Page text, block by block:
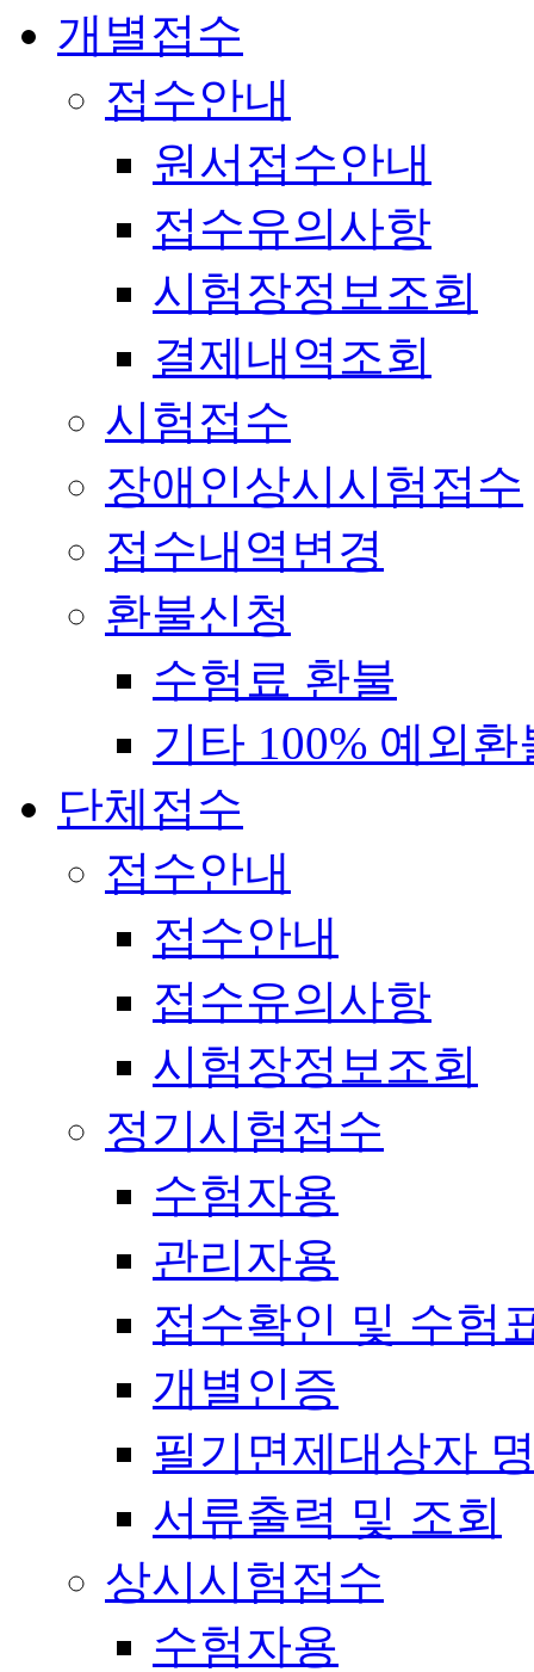
개별접수
접수안내
원서접수안내
접수유의사항
시험장정보조회
결제내역조회
시험접수
장애인상시시험접수
접수내역변경
환불신청
수험료 환불
기타 100% 예외환
단체접수
접수안내
접수안내
접수유의사항
시험장정보조회
정기시험접수
수험자용
관리자용
접수확인 및 수험
개별인증
필기면제대상자
서류출력 및 조회
상시시험접수
수험자용